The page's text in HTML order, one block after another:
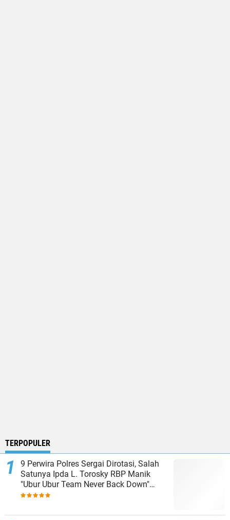
TERPOPULER
9 Perwira Polres Sergai Dirotasi, Salah
Satunya Ipda L. Torosky RBP Manik
"Ubur Ubur Team Never Back Down"
Menempati Polsek Dolok Masihul